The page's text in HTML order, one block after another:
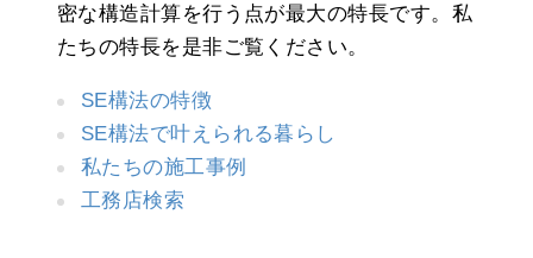
密な構造計算を行う点が最大の特長です。私
たちの特長を是非ご覧ください。
SE構法の特徴
SE構法で叶えられる暮らし
私たちの施工事例
工務店検索